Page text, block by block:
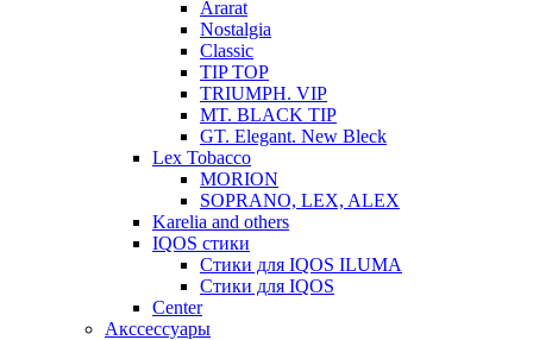
Ararat
Nostalgia
Classic
TIP TOP
TRIUMPH. VIP
MT. BLACK TIP
GT. Elegant. New Bleck
Lex Tobacco
MORION
SOPRANO, LEX, ALEX
Karelia and others
IQOS стики
Стики для IQOS ILUMA
Стики для IQOS
Сenter
Акссессуары